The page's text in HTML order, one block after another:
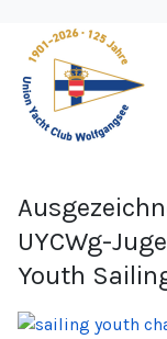
UYCWg-
Youth